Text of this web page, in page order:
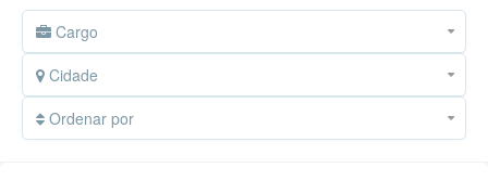
Cargo
Cidade
Ordenar por